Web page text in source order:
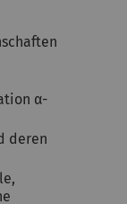
α-
deren